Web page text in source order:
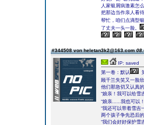
人家银屑病激素怎
把那边当作亲人看
帮忙，咱们点滴型
了丈夫一头一脸。
#344508 von heletan3k2@163.com
IP: saved
第一卷：默认
顾千兰失笑又一脸
他们那急切又认真
“娘亲！我可以给雪
“娘亲......我也可以
“我还可以带着雪吉
两个孩子争先恐后
“我们会好好保护雪